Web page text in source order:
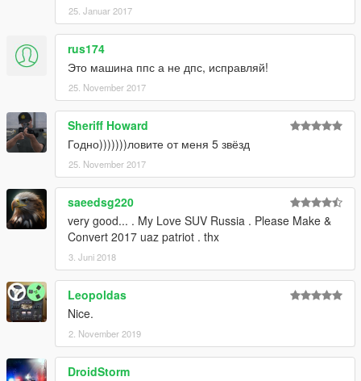
25. Januar 2017
rus174
Это машина ппс а не дпс, исправляй!
25. November 2017
Sheriff Howard
Годно)))))))ловите от меня 5 звёзд
25. November 2017
saeedsg220
very good... . My Love SUV Russia . Please Make &
Convert 2017 uaz patriot . thx
3. Juni 2018
Leopoldas
Nice.
2. November 2019
DroidStorm